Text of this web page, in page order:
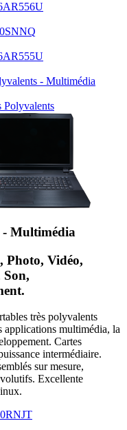
Polyvalents
- Multimédia
Photo, Vidéo,
Son,
très polyvalents
applications multimédia, la
Cartes
intermédiaire.
sur mesure,
Excellente